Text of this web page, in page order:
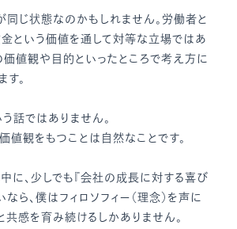
同じ状態なのかもしれません。労働者と
という価値を通して対等な立場ではあ
価値観や目的といったところで考え方に
。
話ではありません。
値観をもつことは自然なことです。
に、少しでも『会社の成長に対する喜び
ら、僕はフィロソフィー（理念）を声に
共感を育み続けるしかありません。